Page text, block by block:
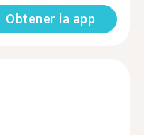
Obtener la app